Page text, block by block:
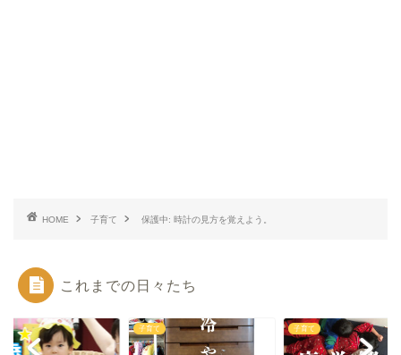
HOME 子育て 保護中: 時計の見方を覚えよう。
これまでの日々たち
子育て 子育て